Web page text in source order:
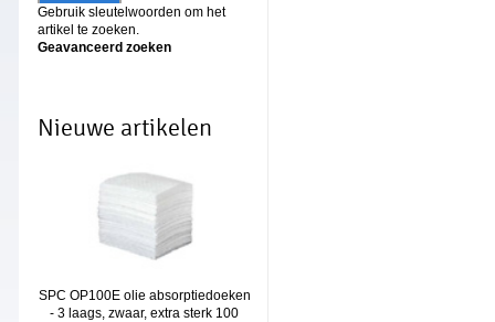
Gebruik sleutelwoorden om het
artikel te zoeken.
Geavanceerd zoeken
Nieuwe artikelen
SPC OP100E olie absorptiedoeken
- 3 laags, zwaar, extra sterk 100